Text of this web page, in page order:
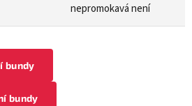
nepromokavá není
bundy
bundy